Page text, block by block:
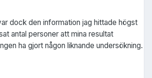
dock den information jag hittade högst
antal personer att mina resultat
ha gjort någon liknande undersökning.